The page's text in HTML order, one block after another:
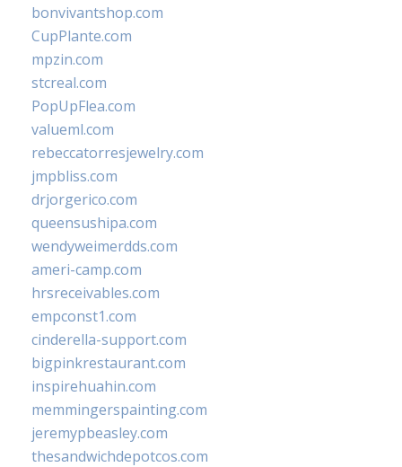
bonvivantshop.com
CupPlante.com
mpzin.com
stcreal.com
PopUpFlea.com
valueml.com
rebeccatorresjewelry.com
jmpbliss.com
drjorgerico.com
queensushipa.com
wendyweimerdds.com
ameri-camp.com
hrsreceivables.com
empconst1.com
cinderella-support.com
bigpinkrestaurant.com
inspirehuahin.com
memmingerspainting.com
jeremypbeasley.com
thesandwichdepotcos.com